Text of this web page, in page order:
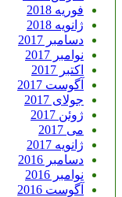
فوریه 2018
ژانویه 2018
دسامبر 2017
نوامبر 2017
اکتبر 2017
آگوست 2017
جولای 2017
ژوئن 2017
می 2017
ژانویه 2017
دسامبر 2016
نوامبر 2016
آگوست 2016